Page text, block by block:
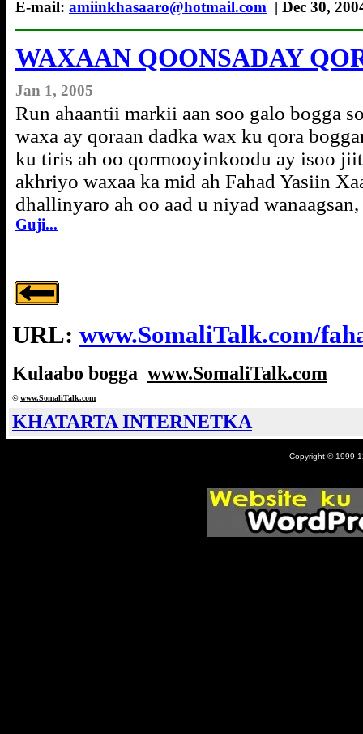
E-mail: amiinkhasaaro@hotmail.com | Dec 30,
WAXAAN QOONSADAY
Jan 1, 2005
Run ahaantii markii aan soo galo bogga
waxa ay qoraan dadka wax ku qora
ku tiris ah oo qormooyinkoodu ay isoo
akhriyo waxaa ka mid ah Fahad Yasiin
dhallinyaro ah oo aad u niyad
Guji...
URL: www.SomaliTalk.com/
Kulaabo bogga www.SomaliTalk.com
©www.SomaliTalk.com
KHATARTA INTERNETKA
Copyright © 1999-